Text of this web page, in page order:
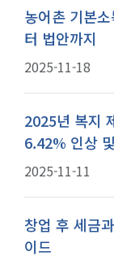
농어촌 기본
터 법안까지
2025-11-18
2025년 복지
6.42% 인상
2025-11-11
창업 후 세금
이드